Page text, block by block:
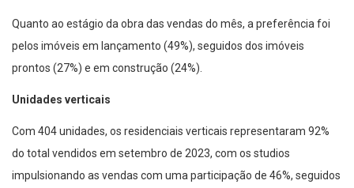
Quanto ao estágio da obra das vendas do mês, a preferência foi
pelos imóveis em lançamento (49%), seguidos dos imóveis
prontos (27%) e em construção (24%).
Unidades verticais
Com 404 unidades, os residenciais verticais representaram 92%
do total vendidos em setembro de 2023, com os studios
impulsionando as vendas com uma participação de 46%, seguidos